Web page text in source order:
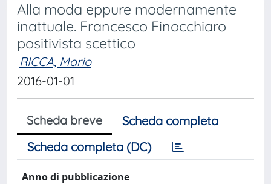
Alla moda eppure modernamente
inattuale. Francesco Finocchiaro
positivista scettico
RICCA, Mario
2016-01-01
Scheda breve
Scheda completa
Scheda completa (DC)
Anno di pubblicazione